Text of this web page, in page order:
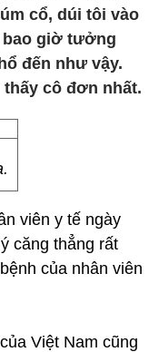
cổ, dúi tôi vào
bao giờ tưởng
đến như vậy.
cô đơn nhất.
viên y tế ngày
căng thẳng rất
của nhân viên
Việt Nam cũng